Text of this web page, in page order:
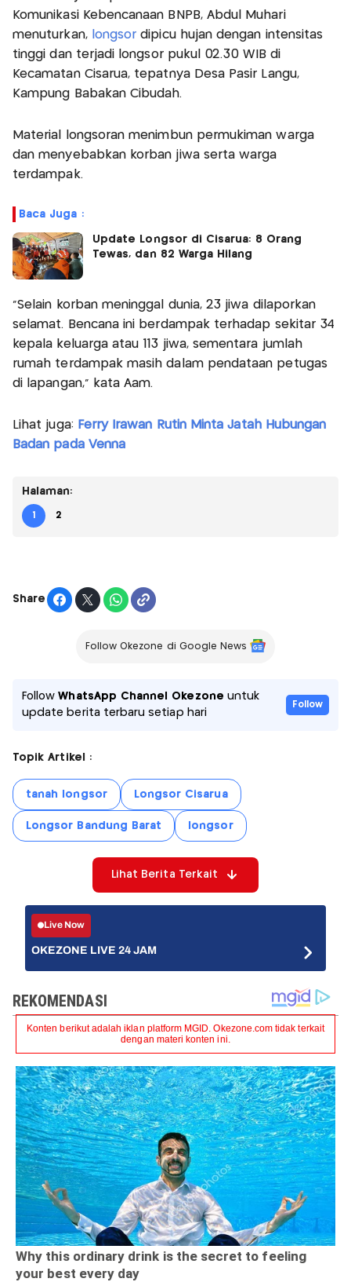
Komunikasi Kebencanaan BNPB, Abdul Muhari
menuturkan, longsor dipicu hujan dengan intensitas
tinggi dan terjadi longsor pukul 02.30 WIB di
Kecamatan Cisarua, tepatnya Desa Pasir Langu,
Kampung Babakan Cibudah.
Material longsoran menimbun permukiman warga
dan menyebabkan korban jiwa serta warga
terdampak.
Baca Juga :
Update Longsor di Cisarua: 8 Orang
Tewas, dan 82 Warga Hilang
"Selain korban meninggal dunia, 23 jiwa dilaporkan
selamat. Bencana ini berdampak terhadap sekitar 34
kepala keluarga atau 113 jiwa, sementara jumlah
rumah terdampak masih dalam pendataan petugas
di lapangan," kata Aam.
Lihat juga: Ferry Irawan Rutin Minta Jatah Hubungan
Badan pada Venna
Halaman:
1 2
Share
Follow Okezone di Google News
FollowWhatsApp Channel Okezone untuk
update berita terbaru setiap hari
Follow
Topik Artikel :
tanah longsor Longsor Cisarua
Longsor Bandung Barat longsor
Lihat Berita Terkait
Live Now
OKEZONE LIVE 24 JAM